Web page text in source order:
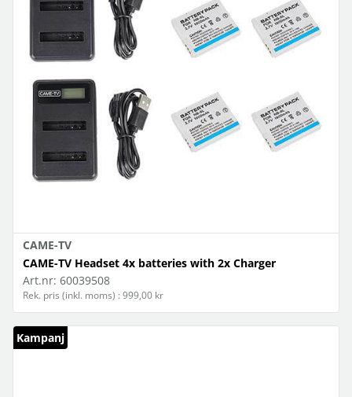
CAME-TV
CAME-TV Headset 4x batteries with 2x Charger
Art.nr: 60039508
Rek. pris (inkl. moms) : 999,00 kr
Kampanj